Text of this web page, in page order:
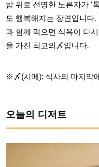
밥 위로 선명한 노른자가 ‘
도 행복해지는 장면입니다
과 함께 먹으면 식욕이 다
을 가진 최고의〆입니다.
※〆(시메): 식사의 마지막
오늘의 디저트